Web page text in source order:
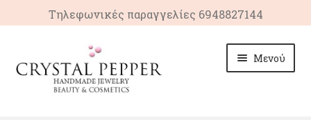
Τηλεφωνικές παραγγελίες 6948827144
μετάβαση
στην
πλοήγηση
σε
περιεχόμενο
Μενού